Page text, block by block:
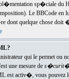
sp�ciale du
Le BBCode en
dont quelque chose doit
qui le permet ou
une mesure de
est activ�, vous pouvez